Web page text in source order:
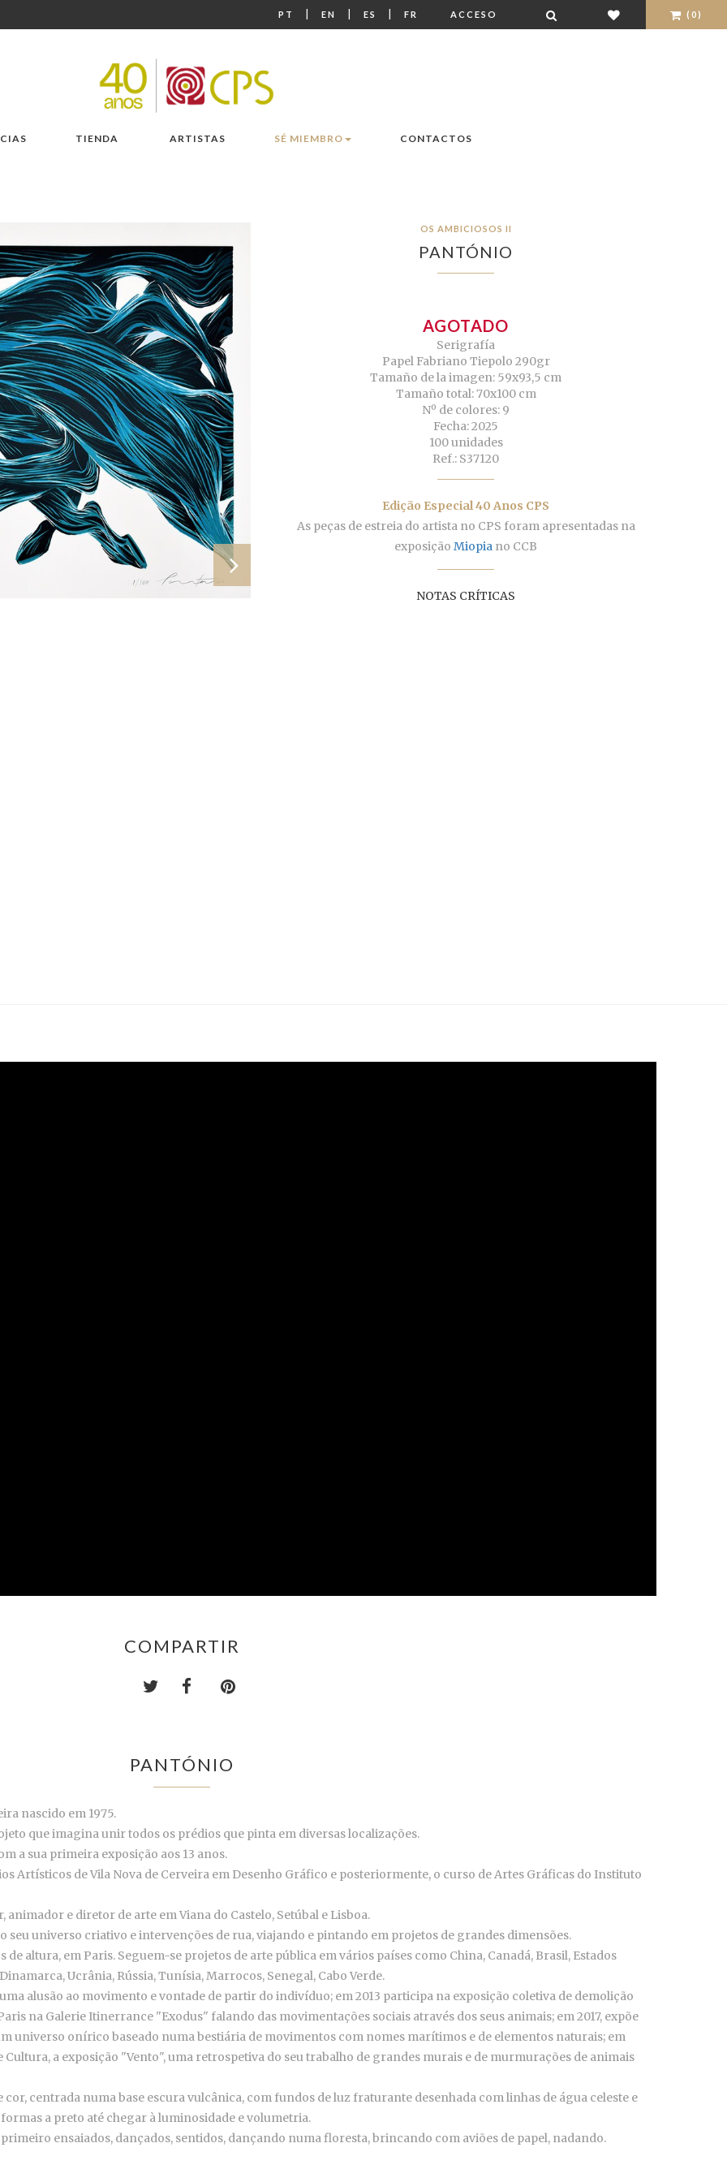
PT | EN | ES | FR ACCESO (0)
TIENDA ARTISTAS SÉ MIEMBRO CONTACTOS
OS AMBICIOSOS II
PANTÓNIO
AGOTADO
Serigrafía
Papel Fabriano Tiepolo 290gr
Tamaño de la imagen: 59x93,5 cm
Tamaño total: 70x100 cm
Nº de colores: 9
Fecha: 2025
100 unidades
Ref.: S37120
Edição Especial 40 Anos CPS
As peças de estreia do artista no CPS foram apresentadas na
exposição Miopia no CCB
NOTAS CRÍTICAS
COMPARTIR
PANTÓNIO
nascido em 1975.
que imagina unir todos os prédios que pinta em diversas localizações.
a sua primeira exposição aos 13 anos.
Artísticos de Vila Nova de Cerveira em Desenho Gráfico e posteriormente, o curso de Artes Gráficas do Instituto
e diretor de arte em Viana do Castelo, Setúbal e Lisboa.
seu universo criativo e intervenções de rua, viajando e pintando em projetos de grandes dimensões.
de altura, em Paris. Seguem-se projetos de arte pública em vários países como China, Canadá, Brasil, Estados
Ucrânia, Rússia, Tunísia, Marrocos, Senegal, Cabo Verde.
alusão ao movimento e vontade de partir do indivíduo; em 2013 participa na exposição coletiva de demolição
na Galerie Itinerrance "Exodus" falando das movimentações sociais através dos seus animais; em 2017, expõe
universo onírico baseado numa bestiária de movimentos com nomes marítimos e de elementos naturais; em
a exposição "Vento", uma retrospetiva do seu trabalho de grandes murais e de murmurações de animais
centrada numa base escura vulcânica, com fundos de luz fraturante desenhada com linhas de água celeste e
a preto até chegar à luminosidade e volumetria.
ensaiados, dançados, sentidos, dançando numa floresta, brincando com aviões de papel, nadando.